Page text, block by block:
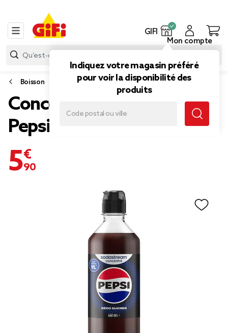
GIFI
Indiquez votre magasin préféré
pour voir la disponibilité des
produits
Mon compte
Boisson
Concentré Sodastream
Pepsi Zéro sucres 440ml
5,90 €